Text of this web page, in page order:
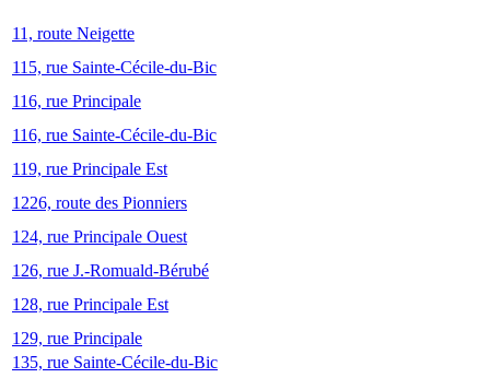
11, route Neigette
115, rue Sainte-Cécile-du-Bic
116, rue Principale
116, rue Sainte-Cécile-du-Bic
119, rue Principale Est
1226, route des Pionniers
124, rue Principale Ouest
126, rue J.-Romuald-Bérubé
128, rue Principale Est
129, rue Principale
135, rue Sainte-Cécile-du-Bic